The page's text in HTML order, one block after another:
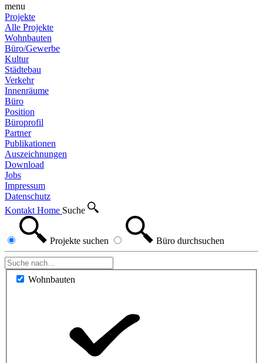
menu
Projekte
Alle Projekte
Wohnbauten
Büro/Gewerbe
Kultur
Städtebau
Verkehr
Innenräume
Büro
Position
Büroprofil
Partner
Publikationen
Auszeichnungen
Download
Jobs
Impressum
Datenschutz
Kontakt Home Suche
Projekte suchen Büro durchsuchen
Wohnbauten